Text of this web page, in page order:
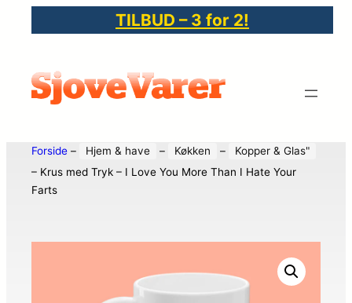
TILBUD – 3 for 2!
Forside – Hjem & have – Køkken –
Kopper & Glas"
– Krus med Tryk – I Love You More Than I Hate Your
Farts